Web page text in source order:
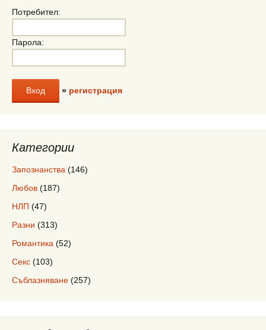
Потребител:
Парола:
» регистрация
Категории
Запознанства (146)
Любов (187)
НЛП (47)
Разни (313)
Романтика (52)
Секс (103)
Съблазняване (257)